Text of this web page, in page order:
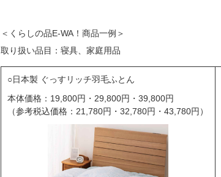
＜くらしの品E-WA！商品一例＞
取り扱い品目：寝具、家庭用品
日本製 ぐっすリッチ羽毛ふとん
本体価格：19,800円・29,800円・39,800円
（参考税込価格：21,780円・32,780円・43,780円）